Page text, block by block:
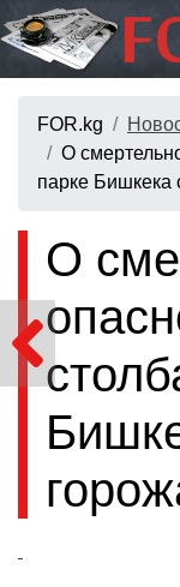
FOR.kg
О
парке Бишкека
О